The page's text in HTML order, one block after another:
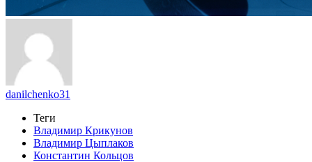
danilchenko31
Теги
Владимир Крикунов
Владимир Цыплаков
Константин Кольцов